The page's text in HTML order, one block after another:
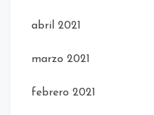
abril 2021
marzo 2021
febrero 2021